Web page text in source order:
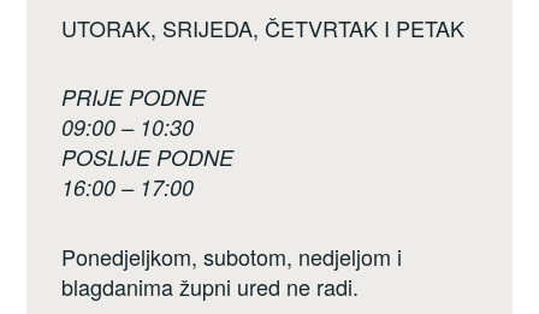
UTORAK, SRIJEDA, ČETVRTAK I PETAK
PRIJE PODNE
09:00 – 10:30
POSLIJE PODNE
16:00 – 17:00
Ponedjeljkom, subotom, nedjeljom i
blagdanima župni ured ne radi.